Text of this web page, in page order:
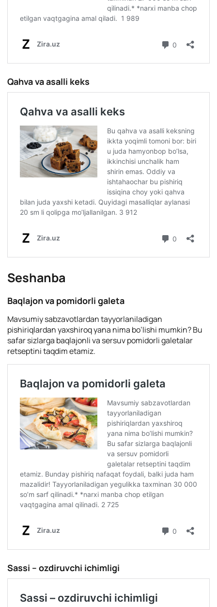
Qahva va asalli keks
Seshanba
Baqlajon va pomidorli galeta
Mavsumiy sabzavotlardan tayyorlaniladigan
pishiriqlardan yaxshiroq yana nima bo’lishi mumkin? Bu
safar sizlarga baqlajonli va sersuv pomidorli galetalar
retseptini taqdim etamiz.
Sassi – ozdiruvchi ichimligi